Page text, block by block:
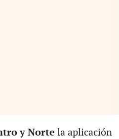
y Norte la aplicación